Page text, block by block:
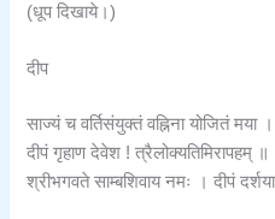
(धूप दिखाये।)
दीप
साज्यं च वर्तिसंयुक्तं वह्निना योजितं मया ।
दीपं गृहाण देवेश ! त्रैलोक्यतिमिरापहम् ॥
श्रीभगवते साम्बशिवाय नमः । दीपं